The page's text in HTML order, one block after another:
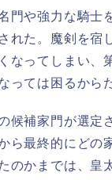
門や強力な騎士
れた。魔剣を宿
なってしまい、
っては困るから
候補家門が選定
ら最終的にどの
のかまでは、皇